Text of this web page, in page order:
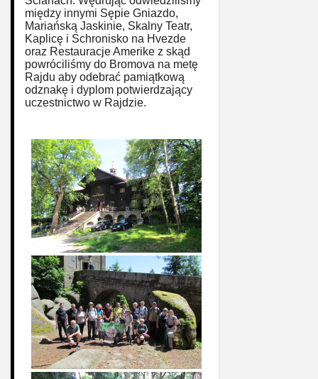
między innymi Sępie Gniazdo,
Mariańską Jaskinie, Skalny Teatr,
Kaplicę i Schronisko na Hvezde
oraz Restauracje Amerike z skąd
powróciliśmy do Bromova na metę
Rajdu aby odebrać pamiątkową
odznakę i dyplom potwierdzający
uczestnictwo w Rajdzie.